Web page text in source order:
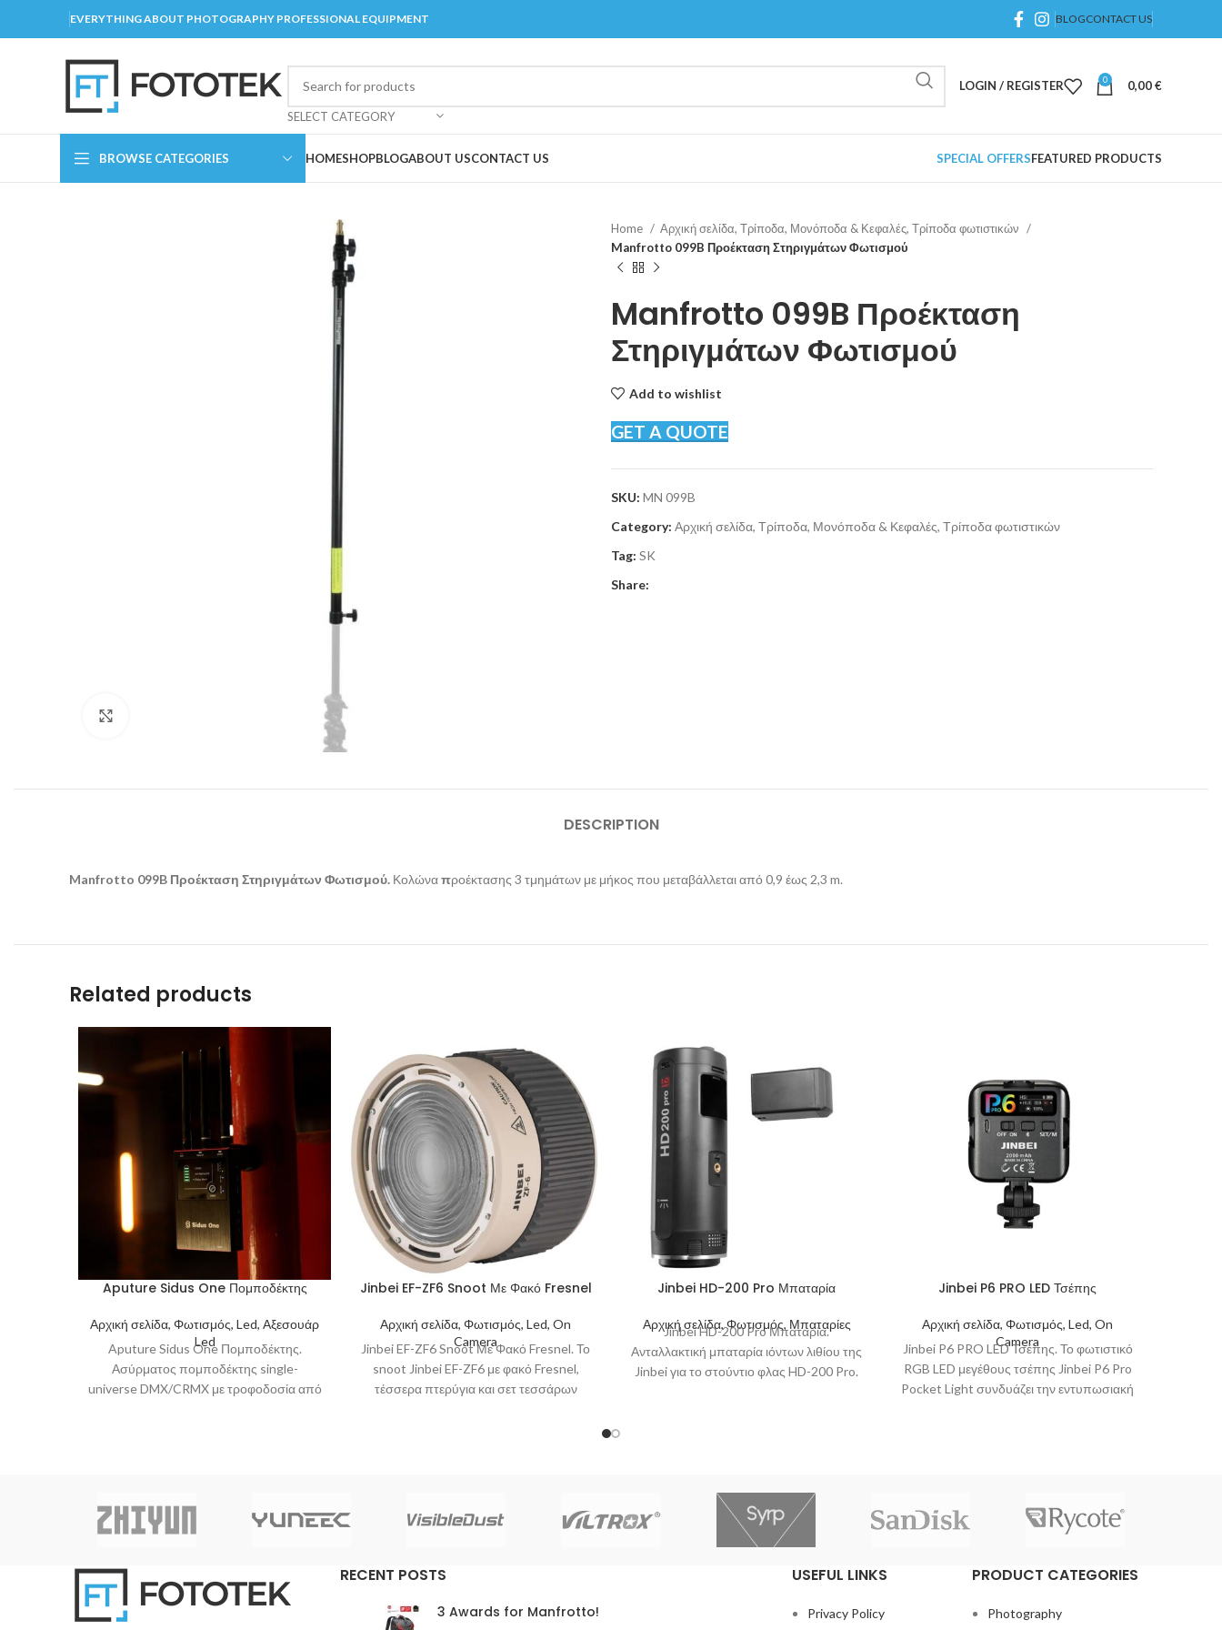
EVERYTHING ABOUT PHOTOGRAPHY PROFESSIONAL EQUIPMENT BLOGCONTACT US
SELECT CATEGORY
LOGIN / REGISTER 0 0,00€
BROWSE CATEGORIES HOMESHOPBLOGABOUT USCONTACT US SPECIAL OFFERSFEATURED PRODUCTS
Home
Αρχική σελίδα, Τρίποδα, Μονόποδα & Κεφαλές, Τρίποδα φωτιστικών
Manfrotto 099B Προέκταση Στηριγμάτων Φωτισμού
Manfrotto 099B Προέκταση
Στηριγμάτων Φωτισμού
Add to wishlist
GET A QUOTE
SKU: MN 099B
Category: Αρχική σελίδα, Τρίποδα, Μονόποδα & Κεφαλές, Τρίποδα φωτιστικών
Tag: SK
Share:
DESCRIPTION
Manfrotto 099B Προέκταση Στηριγμάτων Φωτισμού. Κολώναπροέκτασης 3 τμημάτων με μήκος που μεταβάλλεται από 0,9 έως 2,3 m.
Related products
Aputure Sidus One Πομποδέκτης
Αρχική σελίδα, Φωτισμός, Led, Αξεσουάρ
Led
Aputure Sidus One Πομποδέκτης.
Ασύρματος πομποδέκτης single-
universe DMX/CRMX με τροφοδοσία από
Jinbei EF-ZF6 Snoot Με Φακό Fresnel
Αρχική σελίδα, Φωτισμός, Led, On
Camera
Jinbei EF-ZF6 Snoot Με Φακό Fresnel. Το
snoot Jinbei EF-ZF6 με φακό Fresnel,
τέσσερα πτερύγια και σετ τεσσάρων
Jinbei HD-200 Pro Μπαταρία
Αρχική σελίδα, Φωτισμός, Μπαταρίες
Jinbei HD-200 Pro Μπαταρία.
Ανταλλακτική μπαταρία ιόντων λιθίου της
Jinbei για το στούντιο φλας HD-200 Pro.
Jinbei P6 PRO LED Τσέπης
Αρχική σελίδα, Φωτισμός, Led, On
Camera
Jinbei P6 PRO LED Τσέπης. Το φωτιστικό
RGB LED μεγέθους τσέπης Jinbei P6 Pro
Pocket Light συνδυάζει την εντυπωσιακή
RECENT POSTS
3 Awards for Manfrotto!
USEFUL LINKS
Privacy Policy
PRODUCT CATEGORIES
Photography